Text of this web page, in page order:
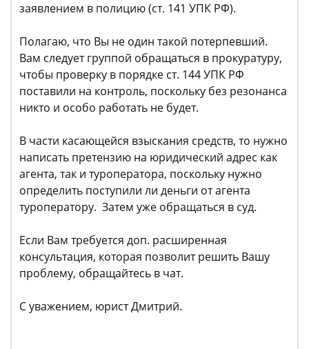
заявлением в полицию (ст. 141 УПК РФ).
Полагаю, что Вы не один такой потерпевший.
Вам следует группой обращаться в прокуратуру,
чтобы проверку в порядке ст. 144 УПК РФ
поставили на контроль, поскольку без резонанса
никто и особо работать не будет.
В части касающейся взыскания средств, то нужно
написать претензию на юридический адрес как
агента, так и туроператора, поскольку нужно
определить поступили ли деньги от агента
туроператору. Затем уже обращаться в суд.
Если Вам требуется доп. расширенная
консультация, которая позволит решить Вашу
проблему, обращайтесь в чат.
С уважением, юрист Дмитрий.